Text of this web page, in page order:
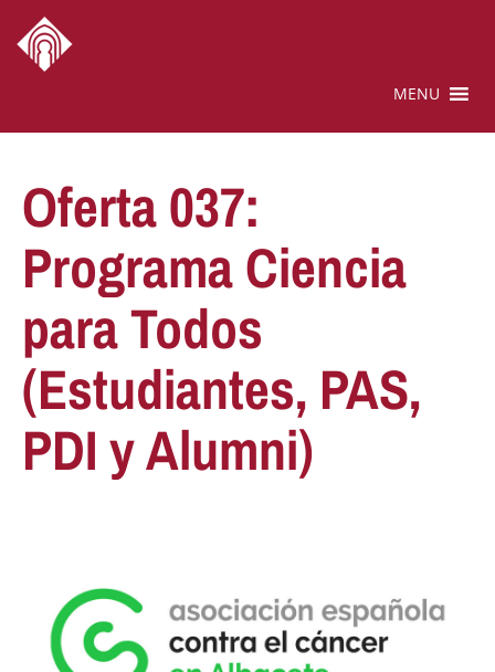
MENU
Oferta 037:
Programa Ciencia
para Todos
(Estudiantes, PAS,
PDI y Alumni)